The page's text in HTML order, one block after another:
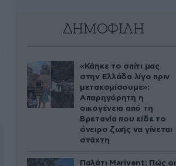
ΔΗΜΟΦΙΛΗ
«Κάηκε το σπίτι μας
στην Ελλάδα λίγο πριν
μετακομίσουμε»:
Απαρηγόρητη η
οικογένεια από τη
Βρετανία που είδε το
όνειρο ζωής να γίνεται
στάχτη
Παλάτι Marivent: Πώς οι